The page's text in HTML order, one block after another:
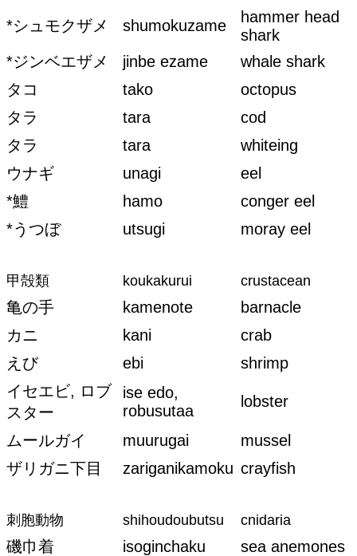
*シュモクザメ
shumokuzame
hammer head
shark
*ジンベエザメ
jinbe ezame
whale shark
タコ
tako
octopus
タラ
tara
cod
タラ
tara
whiteing
ウナギ
unagi
eel
*鱧
hamo
conger eel
*うつぼ
utsugi moray eel
甲殻類 koukakurui crustacean
亀の手 kamenote
barnacle
カニ
kani
crab
えび
ebi
shrimp
イセエビ, ロブ
スター
ise edo,
robusutaa
lobster
ムールガイ muurugai
mussel
ザリガニ下目
zariganikamoku crayfish
刺胞動物 shihoudoubutsu cnidaria
磯巾着 isoginchaku
sea anemones